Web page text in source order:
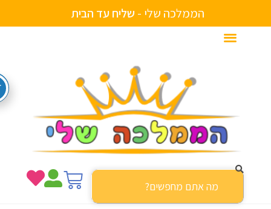
הממלכה שלי -ש ל חעדהב ת